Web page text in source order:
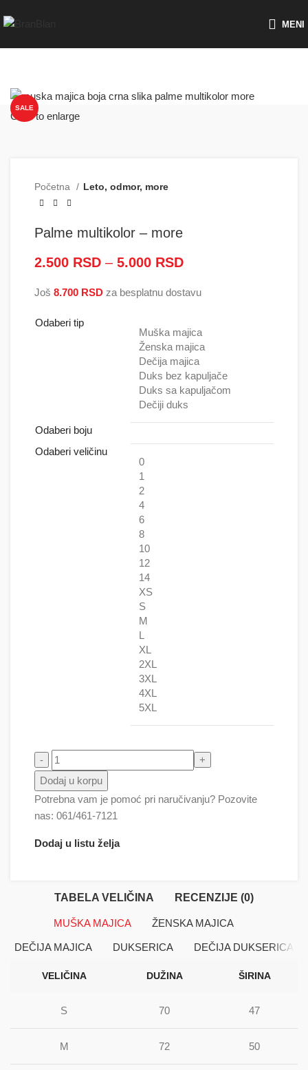
MENI
SALE
Click to enlarge
Početna Leto, odmor, more
Palme multikolor – more
2.500 RSD – 5.000 RSD
5.000 RSD
Još 8.700 RSD za besplatnu dostavu
Odaberi tip
Muška majica
Ženska majica
Dečija majica
Duks bez kapuljače
Duks sa kapuljačom
Dečiji duks
Odaberi boju
Odaberi veličinu
0
1
2
4
6
8
10
12
14
XS
S
M
L
XL
2XL
3XL
4XL
5XL
Palme multikolor - more količina
Dodaj u korpu
Potrebna vam je pomoć pri naručivanju? Pozovite
nas: 061/461-7121
Dodaj u listu želja
TABELA VELIČINA RECENZIJE (0)
MUŠKA MAJICA ŽENSKA MAJICA
DEČIJA MAJICA DUKSERICA DEČIJA DUKSERICA
VELIČINA DUŽINA ŠIRINA
S 70 47
M 72 50
Besplatna dostava za porudžbine preko